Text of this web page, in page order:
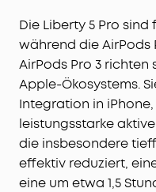
Die Liberty 5 Pro sind
während die AirPods
AirPods Pro 3
Apple-Ökosystems.
Integration in
leistungsstarke
die insbesondere
effektiv reduziert,
eine um etwa 1,5